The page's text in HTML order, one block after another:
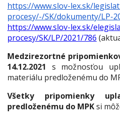
https://www.slov-lex.sk/
procesy/-/SK/dokumenty/LP-
https://www.slov-lex.sk/
procesy/SK/LP/2021/786
Medzirezortné
14.12.2021 s možnosťou
materiálu predloženému do
Všetky pripomienky
predloženému do MPKsi